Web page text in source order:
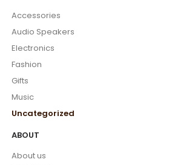
Accessories
Audio Speakers
Electronics
Fashion
Gifts
Music
Uncategorized
ABOUT
About us